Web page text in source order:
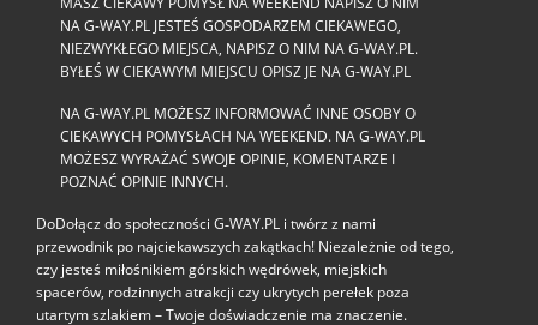
NA G-WAY.PL JESTEŚ GOSPODARZEM CIEKAWEGO,
NIEZWYKŁEGO MIEJSCA, NAPISZ O NIM NA G-WAY.PL.
BYŁEŚ W CIEKAWYM MIEJSCU OPISZ JE NA G-WAY.PL
NA G-WAY.PL MOŻESZ INFORMOWAĆ INNE OSOBY O
CIEKAWYCH POMYSŁACH NA WEEKEND. NA G-WAY.PL
MOŻESZ WYRAŻAĆ SWOJE OPINIE, KOMENTARZE I
POZNAĆ OPINIE INNYCH.
DoDołącz do społeczności G‑WAY.PL i twórz z nami
przewodnik po najciekawszych zakątkach! Niezależnie od tego,
czy jesteś miłośnikiem górskich wędrówek, miejskich
spacerów, rodzinnych atrakcji czy ukrytych perełek poza
utartym szlakiem – Twoje doświadczenie ma znaczenie.